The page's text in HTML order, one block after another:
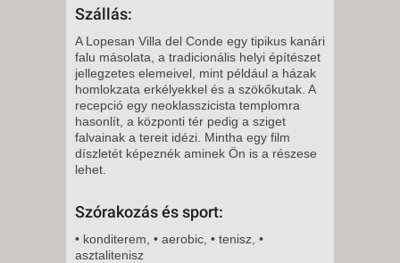
2026. DECEMBER 01., KEDD -
2026. DECEMBER 01., KEDD -
12 NAP / 11 ÉJSZAKA
2026. DECEMBER 01., KEDD -
5 NAP / 4 ÉJSZAKA
2026. DECEMBER 02., SZERDA
-
2026. DECEMBER 04., PÉNTEK
-
Szállás:
A Lopesan Villa del Conde egy tipikus kanári
falu másolata, a tradicionális helyi építészet
jellegzetes elemeivel, mint például a házak
homlokzata erkélyekkel és a szökőkutak. A
recepció egy neoklasszicista templomra
hasonlít, a központi tér pedig a sziget
falvainak a tereit idézi. Mintha egy film
díszletét képeznék aminek Ön is a részese
lehet.
Szórakozás és sport:
• konditerem, • aerobic, • tenisz, •
asztalitenisz